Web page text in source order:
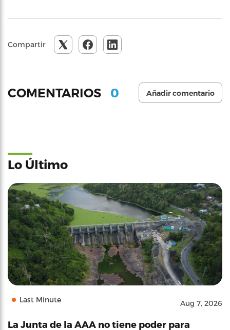
Compartir
COMENTARIOS 0 Añadir comentario
Lo Último
Last Minute Aug 7, 2026
La Junta de la AAA no tiene poder para